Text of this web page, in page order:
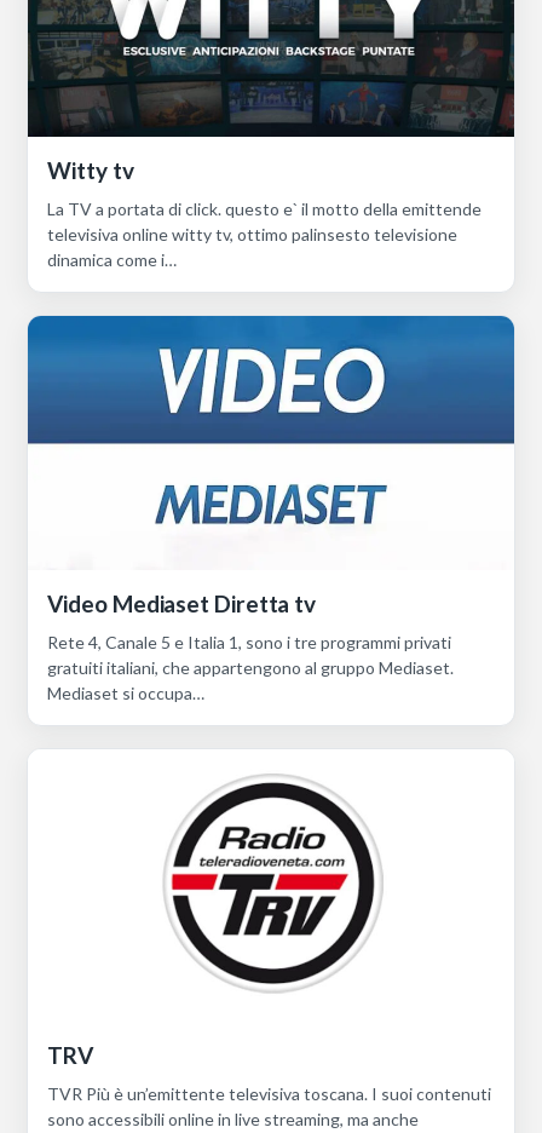
Witty tv
La TV a portata di click. questo e` il motto della emittende
televisiva online witty tv, ottimo palinsesto televisione
dinamica come i…
Video Mediaset Diretta tv
Rete 4, Canale 5 e Italia 1, sono i tre programmi privati
gratuiti italiani, che appartengono al gruppo Mediaset.
Mediaset si occupa…
TRV
TVR Più è un’emittente televisiva toscana. I suoi contenuti
sono accessibili online in live streaming, ma anche